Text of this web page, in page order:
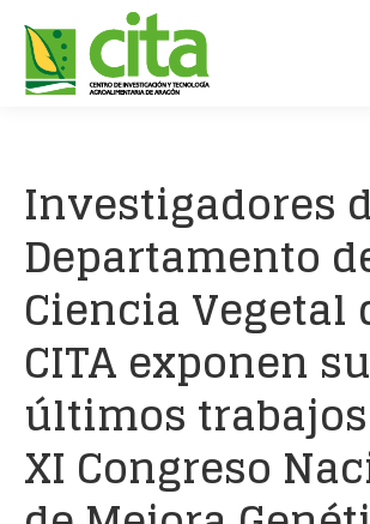
Investigadores
Departamento
Ciencia Vegetal
CITA exponen
últimos
XI Congreso